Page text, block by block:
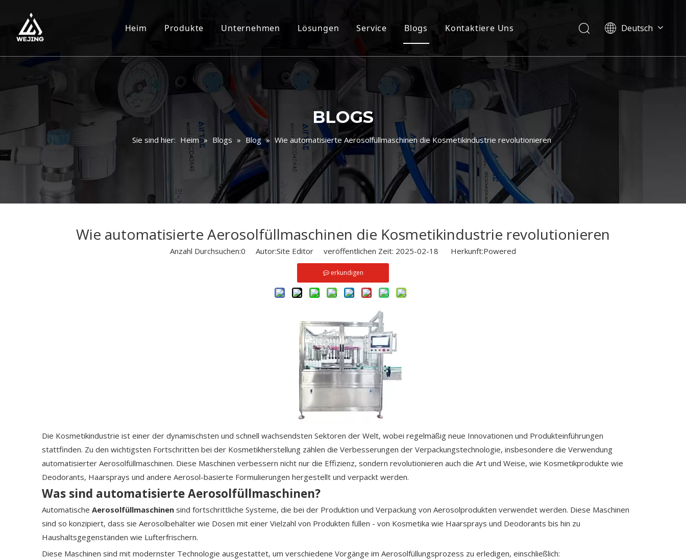
Heim Produkte Unternehmen Lösungen Service Blogs Kontaktiere Uns Deutsch
العربية
BLOGS
Sie sind hier: Heim » Blogs » Blog » Wie automatisierte Aerosolfüllmaschinen die Kosmetikindustrie revolutionieren
Wie automatisierte Aerosolfüllmaschinen die Kosmetikindustrie revolutionieren
Anzahl Durchsuchen:0 Autor:Site Editor veröffentlichen Zeit: 2025-02-18 Herkunft:Powered
erkundigen
Die Kosmetikindustrie ist einer der dynamischsten und schnell wachsendsten Sektoren der Welt, wobei regelmäßig neue Innovationen und Produkteinführungen
stattfinden. Zu den wichtigsten Fortschritten bei der Kosmetikherstellung zählen die Verbesserungen der Verpackungstechnologie, insbesondere die Verwendung
automatisierter Aerosolfüllmaschinen. Diese Maschinen verbessern nicht nur die Effizienz, sondern revolutionieren auch die Art und Weise, wie Kosmetikprodukte wie
Deodorants, Haarsprays und andere Aerosol-basierte Formulierungen hergestellt und verpackt werden.
Was sind automatisierte Aerosolfüllmaschinen?
Automatische Aerosolfüllmaschinen sind fortschrittliche Systeme, die bei der Produktion und Verpackung von Aerosolprodukten verwendet werden. Diese Maschinen
sind so konzipiert, dass sie Aerosolbehälter wie Dosen mit einer Vielzahl von Produkten füllen - von Kosmetika wie Haarsprays und Deodorants bis hin zu
Haushaltsgegenständen wie Lufterfrischern.
Diese Maschinen sind mit modernster Technologie ausgestattet, um verschiedene Vorgänge im Aerosolfüllungsprozess zu erledigen, einschließlich: